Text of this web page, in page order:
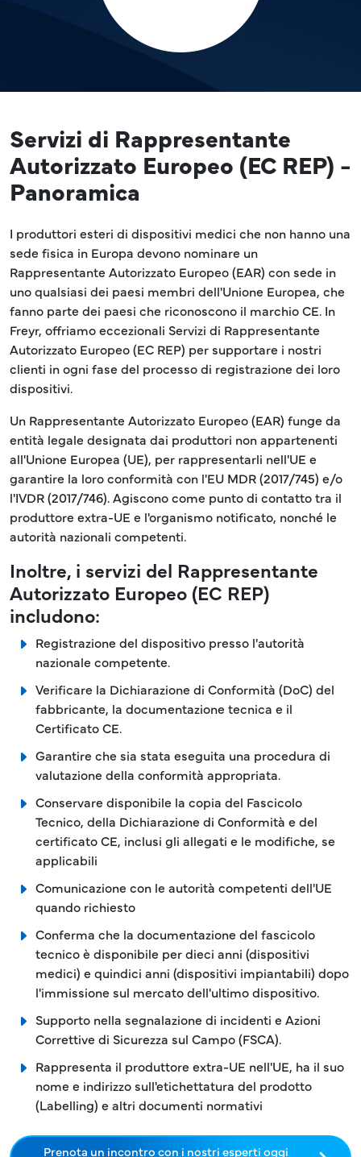
Servizi di Rappresentante
Autorizzato Europeo (EC REP) -
Panoramica
I produttori esteri di dispositivi medici che non hanno una
sede fisica in Europa devono nominare un
Rappresentante Autorizzato Europeo (EAR) con sede in
uno qualsiasi dei paesi membri dell'Unione Europea, che
fanno parte dei paesi che riconoscono il marchio CE. In
Freyr, offriamo eccezionali Servizi di Rappresentante
Autorizzato Europeo (EC REP) per supportare i nostri
clienti in ogni fase del processo di registrazione dei loro
dispositivi.
Un Rappresentante Autorizzato Europeo (EAR) funge da
entità legale designata dai produttori non appartenenti
all'Unione Europea (UE), per rappresentarli nell'UE e
garantire la loro conformità con l'EU MDR (2017/745) e/o
l'IVDR (2017/746). Agiscono come punto di contatto tra il
produttore extra-UE e l'organismo notificato, nonché le
autorità nazionali competenti.
Inoltre, i servizi del Rappresentante
Autorizzato Europeo (EC REP)
includono:
Registrazione del dispositivo presso l'autorità
nazionale competente.
Verificare la Dichiarazione di Conformità (DoC) del
fabbricante, la documentazione tecnica e il
Certificato CE.
Garantire che sia stata eseguita una procedura di
valutazione della conformità appropriata.
Conservare disponibile la copia del Fascicolo
Tecnico, della Dichiarazione di Conformità e del
certificato CE, inclusi gli allegati e le modifiche, se
applicabili
Comunicazione con le autorità competenti dell'UE
quando richiesto
Conferma che la documentazione del fascicolo
tecnico è disponibile per dieci anni (dispositivi
medici) e quindici anni (dispositivi impiantabili) dopo
l'immissione sul mercato dell'ultimo dispositivo.
Supporto nella segnalazione di incidenti e Azioni
Correttive di Sicurezza sul Campo (FSCA).
Rappresenta il produttore extra-UE nell'UE, ha il suo
nome e indirizzo sull'etichettatura del prodotto
(Labelling) e altri documenti normativi
Prenota un incontro con i nostri esperti oggi